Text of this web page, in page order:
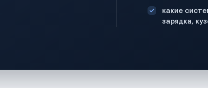
какие
зарядка,